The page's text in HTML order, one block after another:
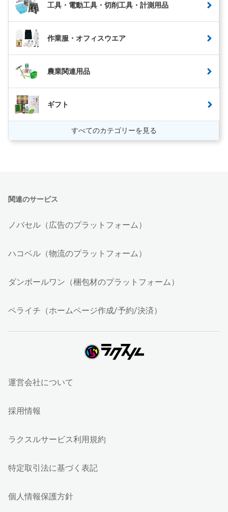
工具・電動工具・切削工具・計測用品
作業服・オフィスウエア
農業関連用品
ギフト
すべてのカテゴリーを見る
関連のサービス
ノバセル（広告のプラットフォーム）
ハコベル（物流のプラットフォーム）
ダンボールワン（梱包材のプラットフォーム）
ペライチ（ホームページ作成/予約/決済）
運営会社について
採用情報
ラクスルサービス利用規約
特定取引法に基づく表記
個人情報保護方針